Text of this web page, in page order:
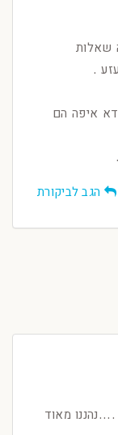
שאלות
.
איפה הם
הגב לביקורת